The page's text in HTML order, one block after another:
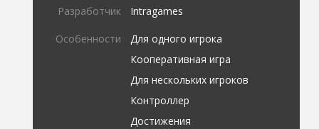
Разработчик Intragames
Особенности
Для одного игрока
Кооперативная игра
Для нескольких игроков
Контроллер
Достижения